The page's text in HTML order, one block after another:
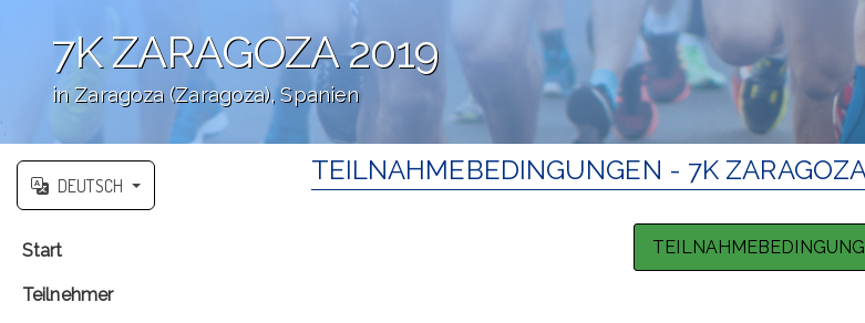
7K ZARAGOZA 2019
in Zaragoza (Zaragoza), Spanien
';
DEUTSCH
Start
Teilnehmer
TEILNAHMEBEDINGUNGEN - 7K